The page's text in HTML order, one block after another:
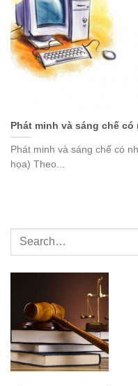
Phát minh và sáng chế
Phát minh và sáng chế có
họa) Theo...